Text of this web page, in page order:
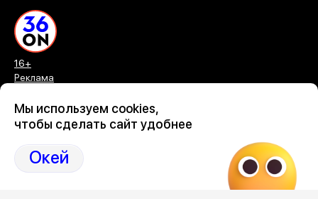
16+
Реклама
Контакты
©2026 Все права защищены
Мы используем cookies,
чтобы сделать сайт удобнее
Окей